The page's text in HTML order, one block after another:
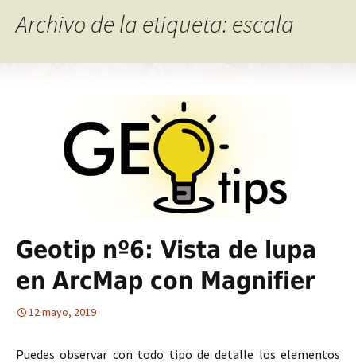
Archivo de la etiqueta: escala
Geotip nº6: Vista de lupa
en ArcMap con Magnifier
12 mayo, 2019
Puedes observar con todo tipo de detalle los elementos